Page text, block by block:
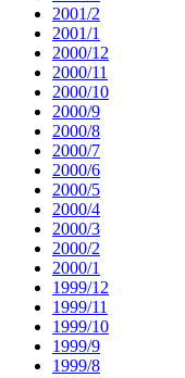
2001/2
2001/1
2000/12
2000/11
2000/10
2000/9
2000/8
2000/7
2000/6
2000/5
2000/4
2000/3
2000/2
2000/1
1999/12
1999/11
1999/10
1999/9
1999/8